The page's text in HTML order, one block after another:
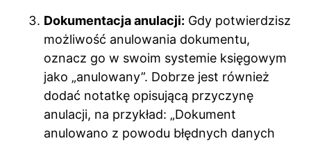
Dokumentacja anulacji: Gdy potwierdzisz
możliwość anulowania dokumentu,
oznacz go w swoim systemie księgowym
jako „anulowany”. Dobrze jest również
dodać notatkę opisującą przyczynę
anulacji, na przykład: „Dokument
anulowano z powodu błędnych danych